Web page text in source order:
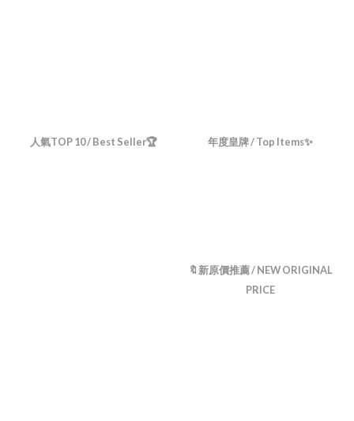
人氣TOP 10 / Best Seller🏆 年度皇牌 / Top Items✨
🔖新原價推薦 / NEW ORIGINAL
PRICE